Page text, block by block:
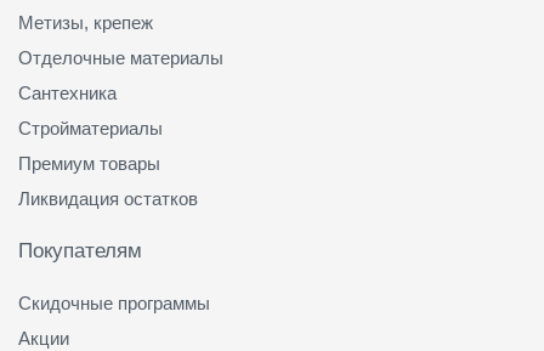
Метизы, крепеж
Отделочные материалы
Сантехника
Стройматериалы
Премиум товары
Ликвидация остатков
Покупателям
Скидочные программы
Акции